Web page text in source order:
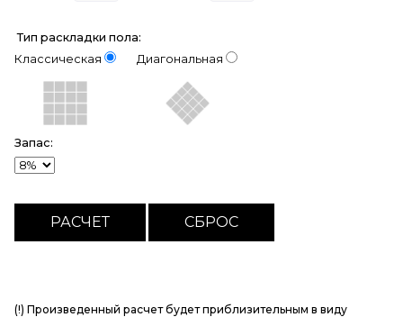
Тип раскладки пола:
Классическая
Диагональная
Запас:
(!) Произведенный расчет будет приблизительным в виду